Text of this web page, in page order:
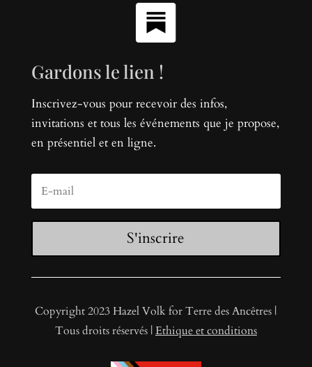
Gardons le lien !
Inscrivez-vous pour recevoir des infos,
invitations et tous les événements que je propose,
en présentiel et en ligne.
S'inscrire
Copyright 2023 Hazel Volk for Terre des Ancêtres |
Tous droits réservés |Ethique et conditions